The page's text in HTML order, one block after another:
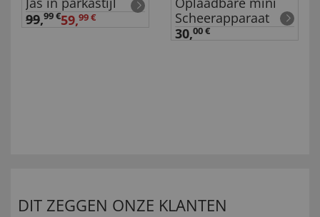
99,99 €59,99 €
Scheerapparaat
30,00 €
DIT ZEGGEN ONZE KLANTEN